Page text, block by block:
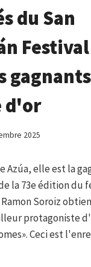
du San
d'or
2025
Azúa, elle est la
la 73e édition du
Ramon Soroiz
protagoniste
Ceci est